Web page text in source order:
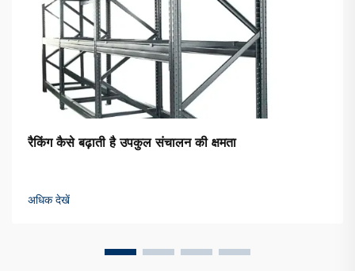
रैकिंग कैसे बढ़ाती है उपकुल संचालन की क्षमता
अधिक देखें